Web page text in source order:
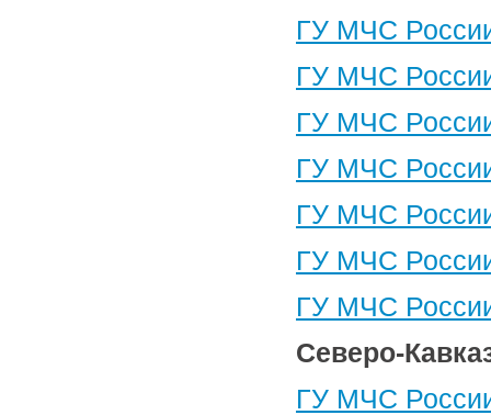
ГУ МЧС
ГУ МЧС
ГУ МЧС
ГУ МЧС
ГУ МЧС
ГУ МЧС
ГУ МЧС
Северо-
ГУ МЧС